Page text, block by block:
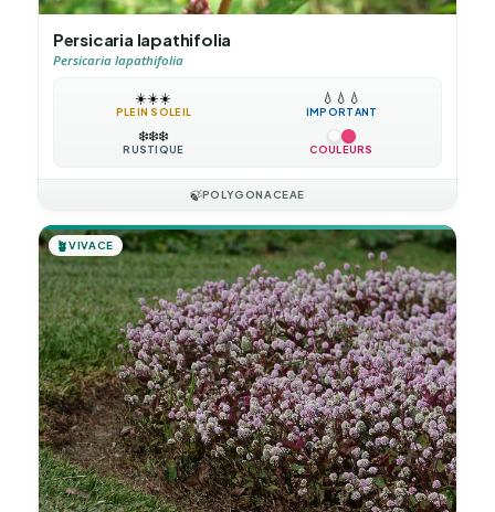
Persicaria lapathifolia
Persicaria lapathifolia
☀️☀️☀️
PLEIN SOLEIL
💧 💧 💧
IMPORTANT
❄️❄️❄️
RUSTIQUE COULEURS
🍃POLYGONACEAE
🪴VIVACE